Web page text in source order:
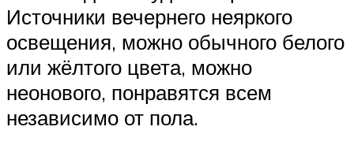
Источники вечернего неяркого
освещения, можно обычного белого
или жёлтого цвета, можно
неонового, понравятся всем
независимо от пола.